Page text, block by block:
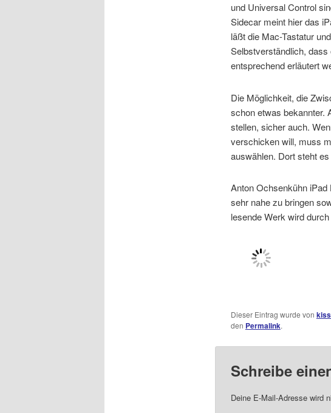
und Universal Control
Sidecar meint hier das
läßt die Mac-Tastatur
Selbstverständlich,
entsprechend erläutert
Die Möglichkeit, die
schon etwas bekannter.
stellen, sicher auch.
verschicken will, muss
auswählen. Dort steht
Anton Ochsenkühn
sehr nahe zu bringen
lesende Werk wird
Dieser Eintrag wurde von
den Permalink.
Schreibe
Deine E-Mail-Adresse wird